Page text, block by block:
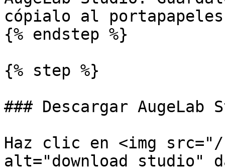
cópialo al
{% endstep %}
{% step %}
### Descargar AugeLab
Haz clic en <img src="/
alt="download studio"